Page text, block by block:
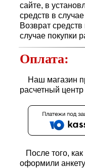
сайте, в
средств в
Возврат
случае покупки
Оплата:
Наш магазин
расчетный
После того,
оформили